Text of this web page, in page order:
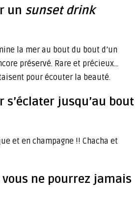
un sunset drink
la mer au bout du bout d’un
préservé. Rare et précieux…
pour écouter la beauté.
s’éclater jusqu’au bout
et en champagne !! Chacha et
vous ne pourrez jamais